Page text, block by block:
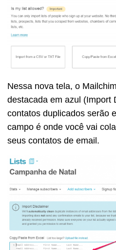
Nessa nova tela, o
destacada em azul (Import
contatos duplicados serão
campo é onde você vai
seus contatos de email.